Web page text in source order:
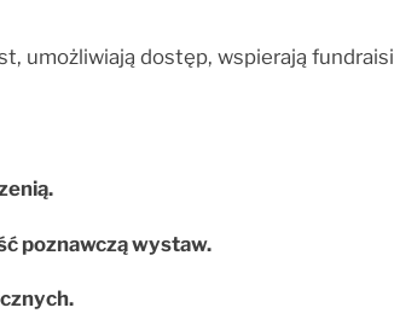
umożliwiają dostęp, wspierają
poznawczą wystaw.